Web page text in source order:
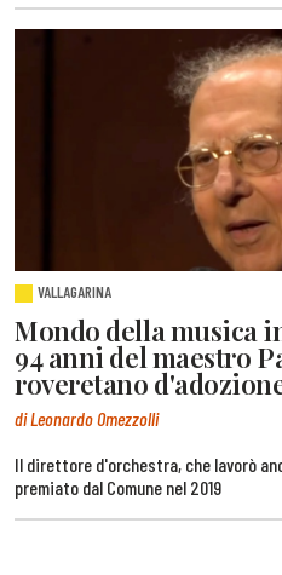
VALLAGARINA
Mondo della musica
94 anni del maestro
roveretano
di Leonardo Omezzolli
Il direttore d'orchestra, che lavorò
premiato dal Comune nel 2019